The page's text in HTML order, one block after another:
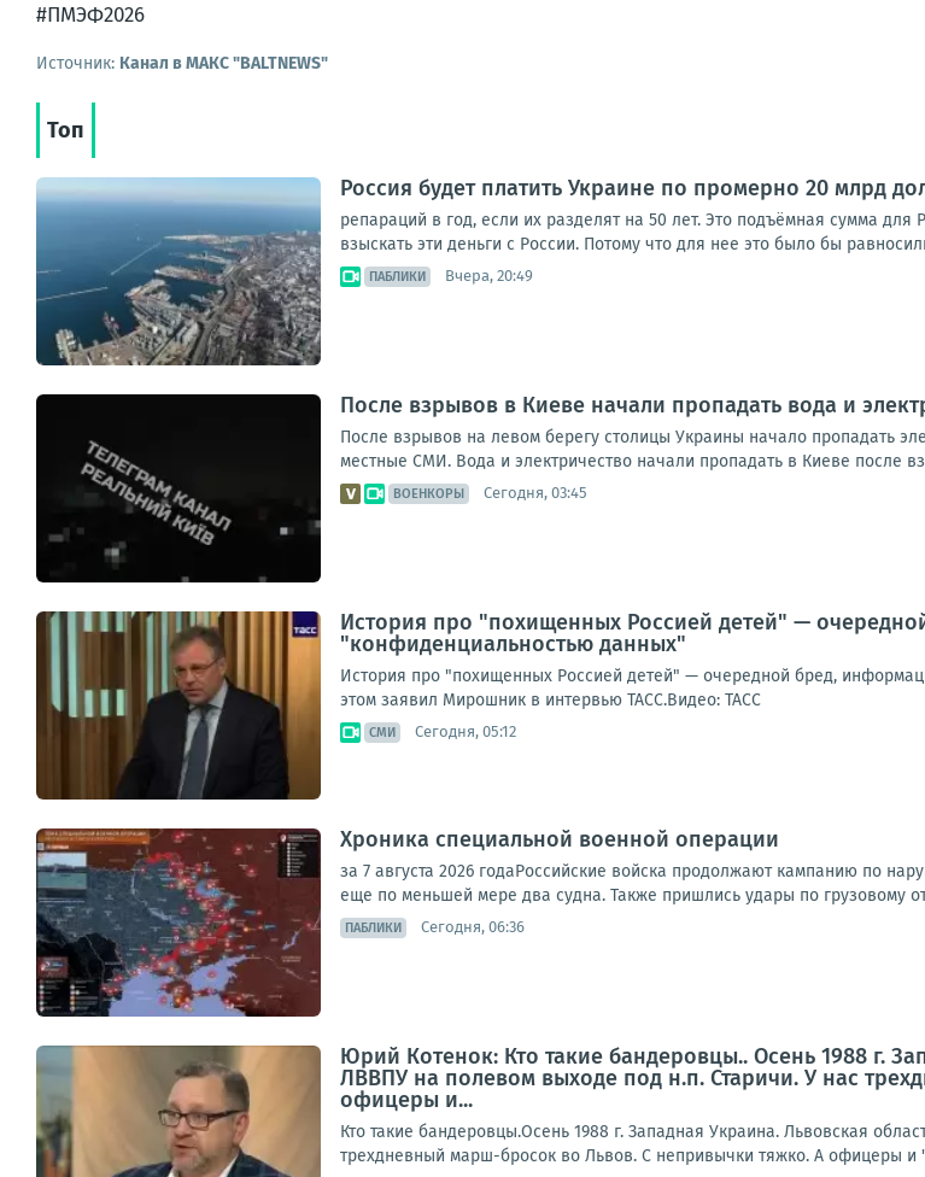
#ПМЭФ2026
Источник: Канал в МАКС "BALTNEWS"
Топ
Россия будет платить Украине по промерно 20 млрд
репараций в год, если их разделят на 50 лет. Это подъёмная сумма
взыскать эти деньги с России. Потому что для нее это было бы
ПАБЛИКИ Вчера, 20:49
После взрывов в Киеве начали пропадать вода и
После взрывов на левом берегу столицы Украины начало пропадать
местные СМИ. Вода и электричество начали пропадать в Киеве после
ВОЕНКОРЫ Сегодня, 03:45
История про "похищенных Россией детей" —
"конфиденциальностью данных"
История про "похищенных Россией детей" — очередной бред,
этом заявил Мирошник в интервью ТАСС.Видео: ТАСС
СМИ Сегодня, 05:12
Хроника специальной военной операции
за 7 августа 2026 годаРоссийские войска продолжают кампанию по
еще по меньшей мере два судна. Также пришлись удары по грузовому
ПАБЛИКИ Сегодня, 06:36
Юрий Котенок: Кто такие бандеровцы.. Осень 1988 г.
ЛВВПУ на полевом выходе под н.п. Старичи. У нас
офицеры и...
Кто такие бандеровцы.Осень 1988 г. Западная Украина. Львовская
трехдневный марш-бросок во Львов. С непривычки тяжко. А офицеры и